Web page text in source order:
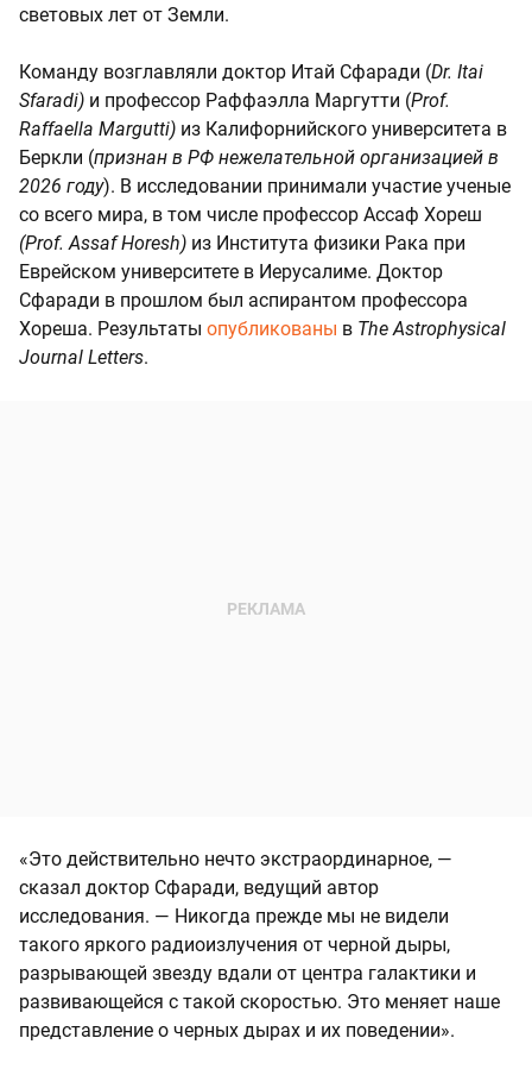
световых лет от Земли.
Команду возглавляли доктор Итай Сфаради (Dr. Itai
Sfaradi) и профессор Раффаэлла Маргутти (Prof.
Raffaella Margutti) из Калифорнийского университета в
Беркли (признан в РФ нежелательной организацией в
2026 году). В исследовании принимали участие ученые
со всего мира, в том числе профессор Ассаф Хореш
(Prof. Assaf Horesh) из Института физики Рака при
Еврейском университете в Иерусалиме. Доктор
Сфаради в прошлом был аспирантом профессора
Хореша. Результаты опубликованы в The Astrophysical
Journal Letters.
«Это действительно нечто экстраординарное, —
сказал доктор Сфаради, ведущий автор
исследования. — Никогда прежде мы не видели
такого яркого радиоизлучения от черной дыры,
разрывающей звезду вдали от центра галактики и
развивающейся с такой скоростью. Это меняет наше
представление о черных дырах и их поведении».